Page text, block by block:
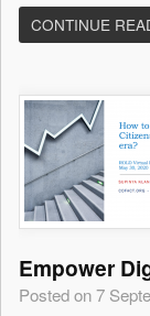
CONTINUE
Empower
Posted on 7